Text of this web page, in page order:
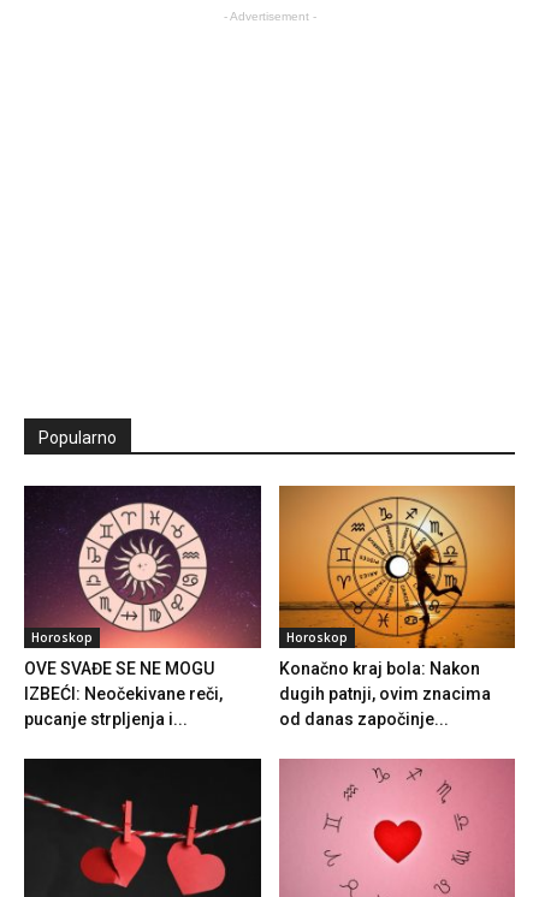
- Advertisement -
Popularno
Horoskop
OVE SVAĐE SE NE MOGU
IZBEĆI: Neočekivane reči,
pucanje strpljenja i...
Horoskop
Konačno kraj bola: Nakon
dugih patnji, ovim znacima
od danas započinje...